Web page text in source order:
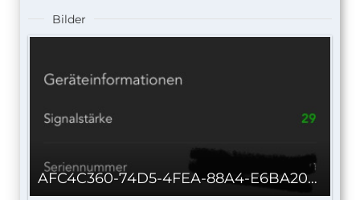
Bilder
AFC4C360-74D5-4FEA-88A4-E6BA20CA37C7_autoscaled.jpg